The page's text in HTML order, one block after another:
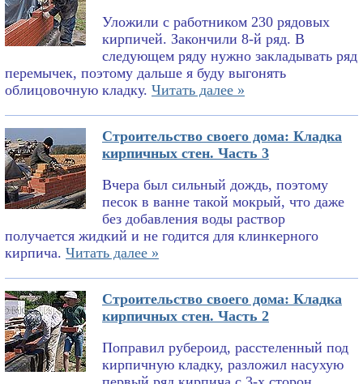
Уложили с работником 230 рядовых
кирпичей. Закончили 8-й ряд. В
следующем ряду нужно закладывать ряд
перемычек, поэтому дальше я буду выгонять
облицовочную кладку. Читать далее »
Строительство своего дома: Кладка
кирпичных стен. Часть 3
Вчера был сильный дождь, поэтому
песок в ванне такой мокрый, что даже
без добавления воды раствор
получается жидкий и не годится для клинкерного
кирпича. Читать далее »
Строительство своего дома: Кладка
кирпичных стен. Часть 2
Поправил рубероид, расстеленный под
кирпичную кладку, разложил насухую